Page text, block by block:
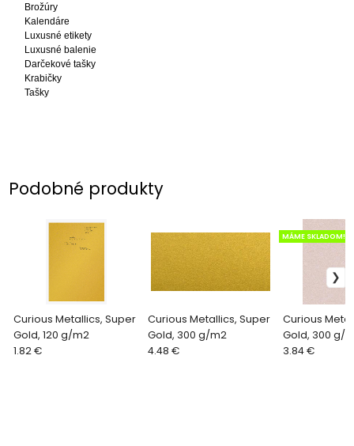
Brožúry
Kalendáre
Luxusné etikety
Luxusné balenie
Darčekové tašky
Krabičky
Tašky
Podobné produkty
Curious Metallics, Super
Gold, 120 g/m2
1.82 €
Curious Metallics, Super
Gold, 300 g/m2
4.48 €
Curious
Gold, 300 g/
MÁME SKLADOM!!!
3.84 €